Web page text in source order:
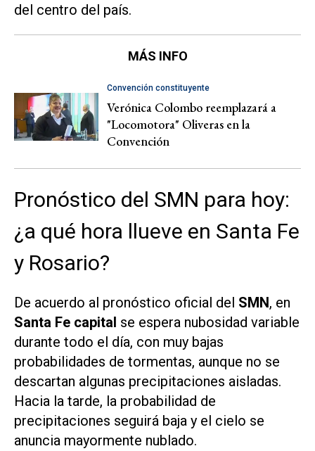
del centro del país.
MÁS INFO
Convención constituyente
Verónica Colombo reemplazará a
"Locomotora" Oliveras en la
Convención
Pronóstico del SMN para hoy:
¿a qué hora llueve en Santa Fe
y Rosario?
De acuerdo al pronóstico oficial del SMN, en
Santa Fe capital se espera nubosidad variable
durante todo el día, con muy bajas
probabilidades de tormentas, aunque no se
descartan algunas precipitaciones aisladas.
Hacia la tarde, la probabilidad de
precipitaciones seguirá baja y el cielo se
anuncia mayormente nublado.